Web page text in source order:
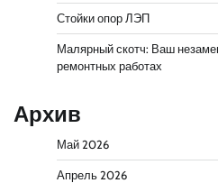
Стойки опор ЛЭП
Малярный скотч: Ваш
ремонтных работах
Архив
Май 2026
Апрель 2026